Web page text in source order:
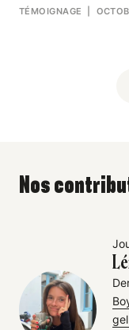
TÉMOIGNAGE |
Nos